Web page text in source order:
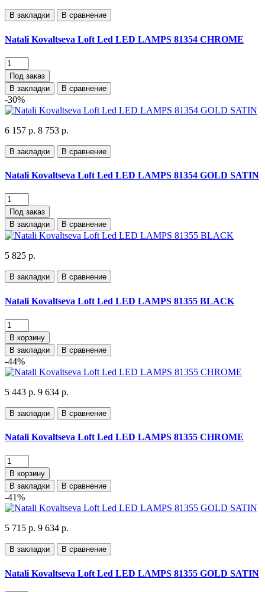
В закладки В сравнение
Natali Kovaltseva Loft Led LED LAMPS 81354 CHROME
Под заказ
В закладки
В сравнение
-30%
6 157 р. 8 753 р.
В закладки В сравнение
Natali Kovaltseva Loft Led LED LAMPS 81354 GOLD SATIN
Под заказ
В закладки
В сравнение
5 825 р.
В закладки В сравнение
Natali Kovaltseva Loft Led LED LAMPS 81355 BLACK
В корзину
В закладки
В сравнение
-44%
5 443 р. 9 634 р.
В закладки В сравнение
Natali Kovaltseva Loft Led LED LAMPS 81355 CHROME
В корзину
В закладки
В сравнение
-41%
5 715 р. 9 634 р.
В закладки В сравнение
Natali Kovaltseva Loft Led LED LAMPS 81355 GOLD SATIN